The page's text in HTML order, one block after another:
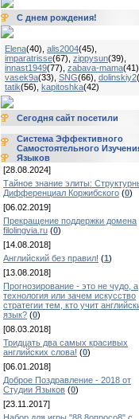
С днем рождения!
Elena(40) alis2004(45)
imparatrisse(67) zippysun(39)
innast1949(77) zabava-mama(41)
vasek9a(33) SNG(66) dolinskiy2
tatik(56) kapitoshka(42)
Сегодня сайт посетили
Система Эффективного
Самостоятельного
Языков
[28.08.2024]
Тайное знание элиты:
Дифференциал Коржибского (0)
[06.02.2019]
Прекращение поддержки домена
filolingvia.ru (0)
[14.08.2018]
Английский без правил! (1)
[13.08.2018]
Прогнозирование - это не чудо, а
технология или зачем искусство
стратегии тем, кто учит
язык? (0)
[08.03.2018]
Тридцать два самых красивых
английских слова! (0)
[06.01.2018]
Доброе Поздравление - 2018 от
Студии Языков (0)
[23.11.2017]